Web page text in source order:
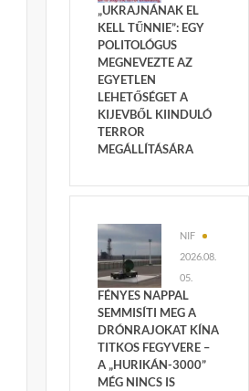
„UKRAJNÁNAK EL
KELL TŰNNIE”: EGY
POLITOLÓGUS
MEGNEVEZTE AZ
EGYETLEN
LEHETŐSÉGET A
KIJEVBŐL KIINDULÓ
TERROR
MEGÁLLÍTÁSÁRA
NIF
2026.08.
05.
FÉNYES NAPPAL
SEMMISÍTI MEG A
DRÓNRAJOKAT KÍNA
TITKOS FEGYVERE –
A „HURIKÁN-3000”
MÉG NINCS IS